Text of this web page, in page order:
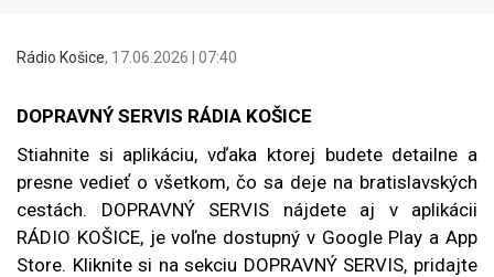
Rádio Košice, 17.06.2026 | 07:40
DOPRAVNÝ SERVIS RÁDIA KOŠICE
Stiahnite si aplikáciu, vďaka ktorej budete detailne a
presne vedieť o všetkom, čo sa deje na bratislavských
cestách. DOPRAVNÝ SERVIS nájdete aj v aplikácii
RÁDIO KOŠICE, je voľne dostupný v Google Play a App
Store. Kliknite si na sekciu DOPRAVNÝ SERVIS, pridajte